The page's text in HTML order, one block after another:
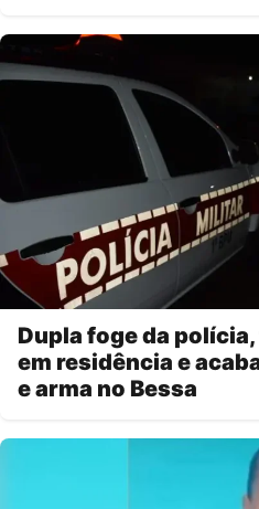
Dupla foge da
em residência e
e arma no Bessa